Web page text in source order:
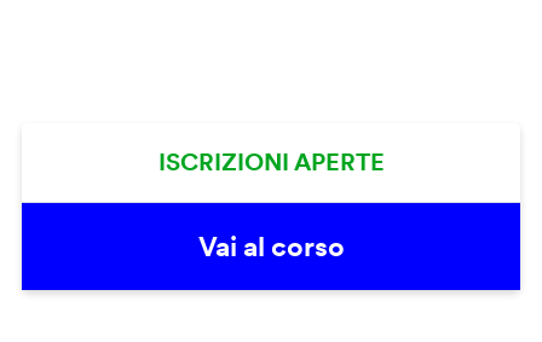
ISCRIZIONI APERTE
Vai al corso